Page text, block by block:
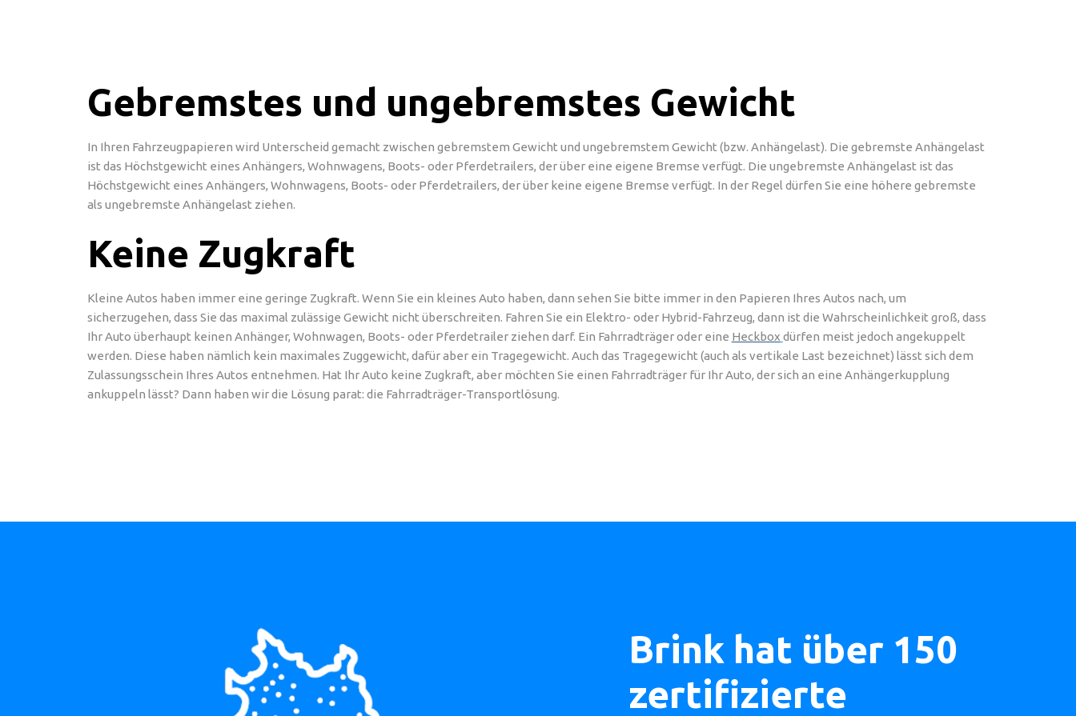
Gebremstes und ungebremstes Gewicht
In Ihren Fahrzeugpapieren wird Unterscheid gemacht zwischen gebremstem Gewicht und ungebremstem Gewicht (bzw. Anhängelast). Die gebremste Anhängelast
ist das Höchstgewicht eines Anhängers, Wohnwagens, Boots- oder Pferdetrailers, der über eine eigene Bremse verfügt. Die ungebremste Anhängelast ist das
Höchstgewicht eines Anhängers, Wohnwagens, Boots- oder Pferdetrailers, der über keine eigene Bremse verfügt. In der Regel dürfen Sie eine höhere gebremste
als ungebremste Anhängelast ziehen.
Keine Zugkraft
Kleine Autos haben immer eine geringe Zugkraft. Wenn Sie ein kleines Auto haben, dann sehen Sie bitte immer in den Papieren Ihres Autos nach, um
sicherzugehen, dass Sie das maximal zulässige Gewicht nicht überschreiten. Fahren Sie ein Elektro- oder Hybrid-Fahrzeug, dann ist die Wahrscheinlichkeit groß, dass
Ihr Auto überhaupt keinen Anhänger, Wohnwagen, Boots- oder Pferdetrailer ziehen darf. Ein Fahrradträger oder eine Heckbox dürfen meist jedoch angekuppelt
werden. Diese haben nämlich kein maximales Zuggewicht, dafür aber ein Tragegewicht. Auch das Tragegewicht (auch als vertikale Last bezeichnet) lässt sich dem
Zulassungsschein Ihres Autos entnehmen. Hat Ihr Auto keine Zugkraft, aber möchten Sie einen Fahrradträger für Ihr Auto, der sich an eine Anhängerkupplung
ankuppeln lässt? Dann haben wir die Lösung parat: die Fahrradträger-Transportlösung.
Brink hat über 150
zertifizierte